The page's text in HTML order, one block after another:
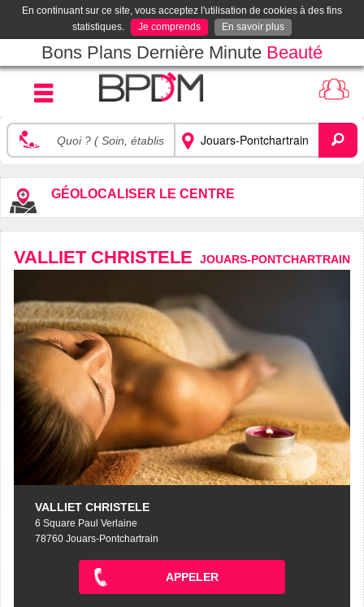
En continuant sur ce site, vous acceptez l'utilisation de cookies à des fins
statistiques.
Je comprends En savoir plus
Bons Plans Dernière Minute Beauté
GÉOLOCALISER LE CENTRE
VALLIET CHRISTELE JOUARS-PONTCHARTRAIN
VALLIET CHRISTELE
6 Square Paul Verlaine
78760 Jouars-Pontchartrain
APPELER